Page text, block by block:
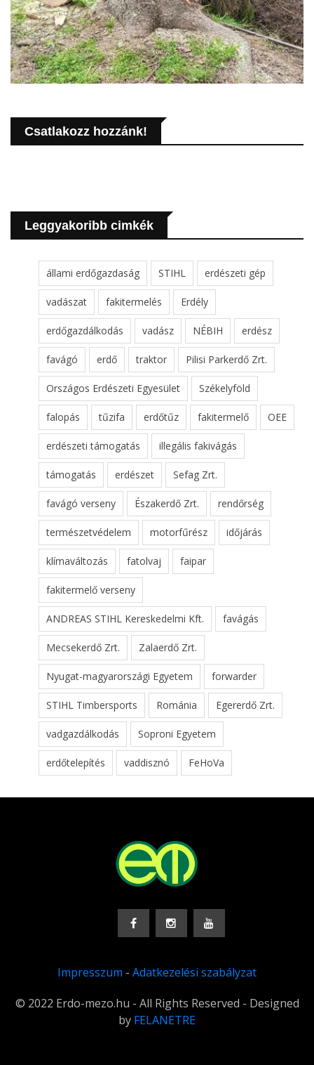
Csatlakozz hozzánk!
Leggyakoribb cimkék
állami erdőgazdaság STIHL erdészeti gép
vadászat fakitermelés Erdély
erdőgazdálkodás vadász NÉBIH erdész
favágó erdő traktor Pilisi Parkerdő Zrt.
Országos Erdészeti Egyesület Székelyföld
falopás tűzifa erdőtűz fakitermelő OEE
erdészeti támogatás illegális fakivágás
támogatás erdészet Sefag Zrt.
favágó verseny Északerdő Zrt. rendőrség
természetvédelem motorfűrész időjárás
klímaváltozás fatolvaj faipar
fakitermelő verseny
ANDREAS STIHL Kereskedelmi Kft. favágás
Mecsekerdő Zrt. Zalaerdő Zrt.
Nyugat-magyarországi Egyetem forwarder
STIHL Timbersports Románia Egererdő Zrt.
vadgazdálkodás Soproni Egyetem
erdőtelepítés vaddisznó FeHoVa
Impresszum - Adatkezelési szabályzat
© 2022 Erdo-mezo.hu - All Rights Reserved - Designed
by FELANETRE